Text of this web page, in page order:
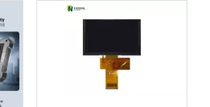
und Dashboard-
Anwendungen